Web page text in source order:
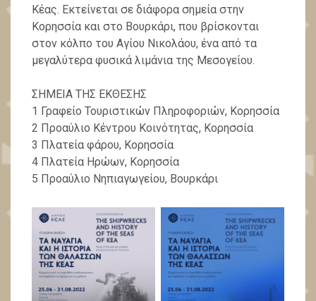
Κέας. Eκτείνεται σε διάφορα σημεία στην
Κορησσία και στο Βουρκάρι, που βρίσκονται
στον κόλπο του Αγίου Νικολάου, ένα από τα
μεγαλύτερα φυσικά λιμάνια της Μεσογείου.
ΣΗΜΕΙΑ ΤΗΣ ΕΚΘΕΣΗΣ
1 Γραφείο Τουριστικών Πληροφοριών, Κορησσία
2 Προαύλιο Κέντρου Κοινότητας, Κορησσία
3 Πλατεία φάρου, Κορησσία
4 Πλατεία Ηρώων, Κορησσία
5 Προαύλιο Νηπιαγωγείου, Βουρκάρι